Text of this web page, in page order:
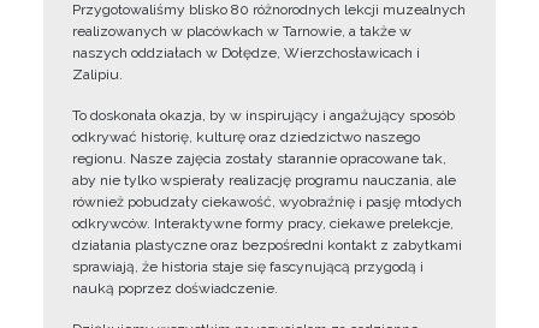
Przygotowaliśmy blisko 80 różnorodnych lekcji muzealnych
realizowanych w placówkach w Tarnowie, a także w
naszych oddziałach w Dołędze, Wierzchosławicach i
Zalipiu.
To doskonała okazja, by w inspirujący i angażujący sposób
odkrywać historię, kulturę oraz dziedzictwo naszego
regionu. Nasze zajęcia zostały starannie opracowane tak,
aby nie tylko wspierały realizację programu nauczania, ale
również pobudzały ciekawość, wyobraźnię i pasję młodych
odkrywców. Interaktywne formy pracy, ciekawe prelekcje,
działania plastyczne oraz bezpośredni kontakt z zabytkami
sprawiają, że historia staje się fascynującą przygodą i
nauką poprzez doświadczenie.